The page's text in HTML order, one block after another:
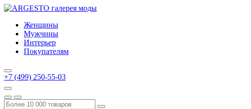
Женщины
Мужчины
Интерьер
Покупателям
+7 (499) 250-55-03